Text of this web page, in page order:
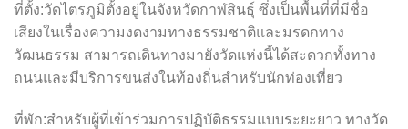
ที่ตั้ง:วัดไตรภูมิตั้งอยู่ในจังหวัดกาฬสินธุ์ ซึ่งเป็นพื้นที่ที่มีชื่อ
เสียงในเรื่องความงดงามทางธรรมชาติและมรดกทาง
วัฒนธรรม สามารถเดินทางมายังวัดแห่งนี้ได้สะดวกทั้งทาง
ถนนและมีบริการขนส่งในท้องถิ่นสำหรับนักท่องเที่ยว
ที่พัก:สำหรับผู้ที่เข้าร่วมการปฏิบัติธรรมแบบระยะยาว ทางวัด